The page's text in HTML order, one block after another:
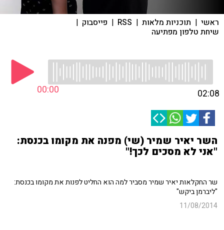
ראשי | תוכניות מלאות |
RSS
| פייסבוק |
שיחת טלפון מפתיעה
00:00 02:08
השר יאיר שמיר (שי) מפנה את מקומו בכנסת:
"אני לא מסכים לכך!"
שר החקלאות יאיר שמיר מסביר למה הוא החליט לפנות את מקומו בכנסת:
"ליברמן ביקש"
11/08/2014